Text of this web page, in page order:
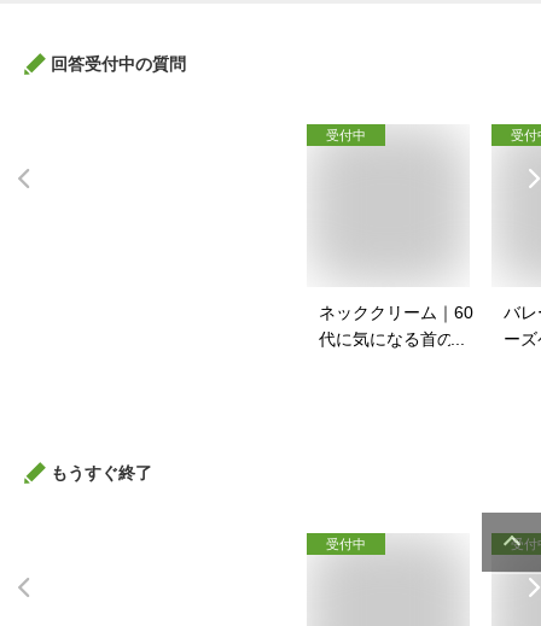
回答受付中の質問
受付中
ネッククリーム｜60
代に気になる首のシ
受付
バレ
ー
もうすぐ終了
受付中 受付